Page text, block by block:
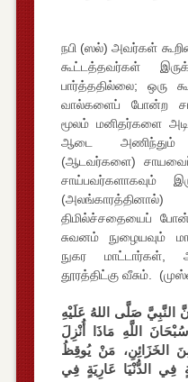
நபி (ஸல்) அவர்கள்
கூட்டத்தவர்கள்
பார்த்ததில்லை; ஒரு
வால்களைப் போன்ற
மூலம் மனிதர்களை
ஆடை அணிந்தும்
(ஆடவர்களை)
சாய்பவர்களாகவும்
திமில்ச்சதையைப்
சுவனம் நுழையவும்
நுகர
தூரத்திட்கு வீசும்.
صَلَّى اللهُ عَلَيْهِ
اللَّهِ مَاذَا أُنْزِلَ
مِنَ الخَزَائِنِ، مَنْ يُوقِظُ
الدُّنْيَا عَارِيَةٍ فِي